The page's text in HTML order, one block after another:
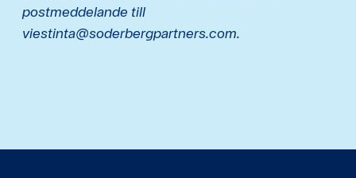
postmeddelande till
viestinta@soderbergpartners.com.